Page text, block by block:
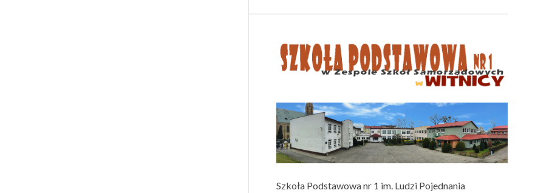
Szkoła Podstawowa nr 1 im. Ludzi Pojednania